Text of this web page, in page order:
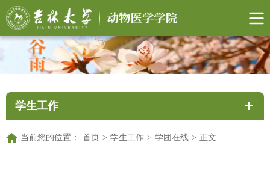
学生工作
当前您的位置： 首页 > 学生工作 > 学团在线 > 正文